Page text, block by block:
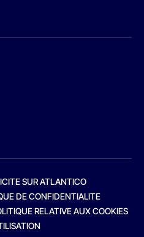
SUR ATLANTICO
DE CONFIDENTIALITE
RELATIVE AUX COOKIES